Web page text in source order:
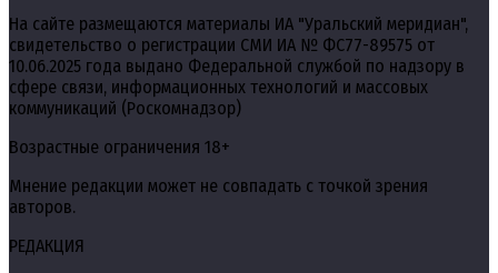
На сайте размещаются материалы ИА "Уральский меридиан",
свидетельство о регистрации СМИ ИА № ФС77-89575 от
10.06.2025 года выдано Федеральной службой по надзору в
сфере связи, информационных технологий и массовых
коммуникаций (Роскомнадзор)
Возрастные ограничения 18+
Мнение редакции может не совпадать с точкой зрения
авторов.
РЕДАКЦИЯ